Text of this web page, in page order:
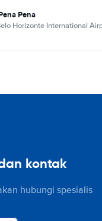
Pena
Horizonte International
kontak
hubungi spesialis